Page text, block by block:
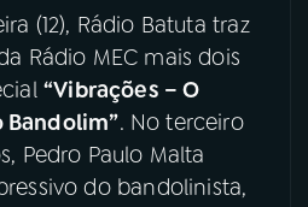
Facebook
(12), Rádio Batuta traz
Rádio MEC mais dois
“Vibrações – O
Bandolim”. No terceiro
Pedro Paulo Malta
do bandolinista,